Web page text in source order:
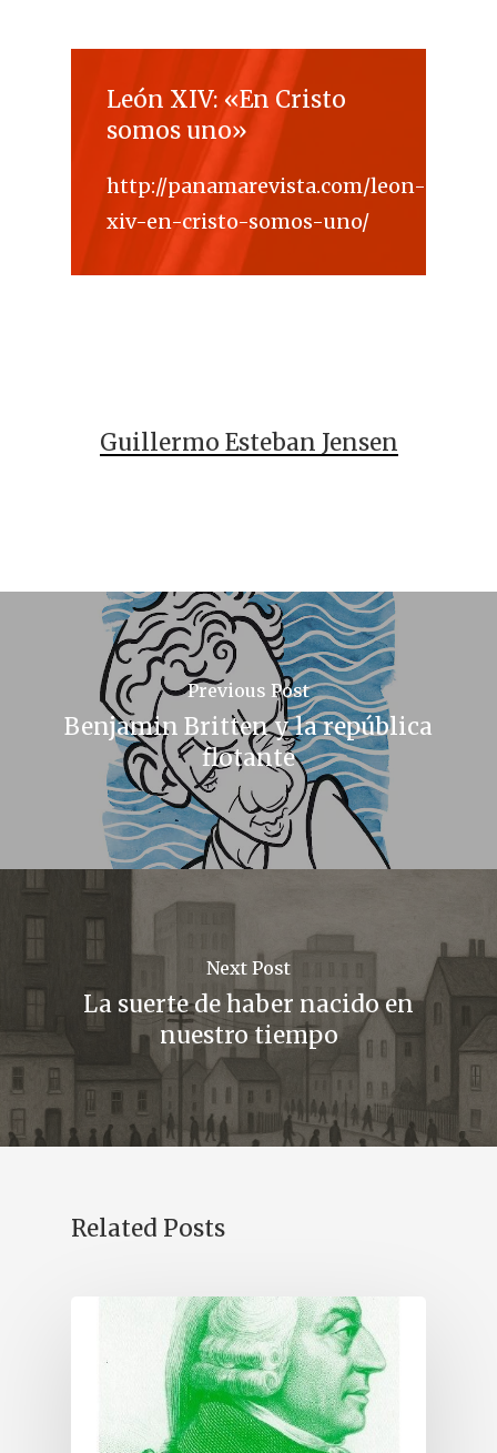
León XIV: «En Cristo
somos uno»
http://panamarevista.com/leon-
xiv-en-cristo-somos-uno/
Guillermo Esteban Jensen
Previous Post
Benjamin Britten y la república
flotante
Next Post
La suerte de haber nacido en
nuestro tiempo
Related Posts